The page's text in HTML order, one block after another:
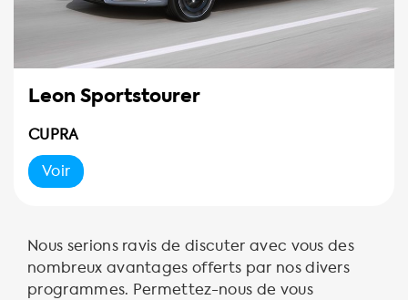
Leon Sportstourer
CUPRA
Voir
Nous serions ravis de discuter avec vous des
nombreux avantages offerts par nos divers
programmes. Permettez-nous de vous